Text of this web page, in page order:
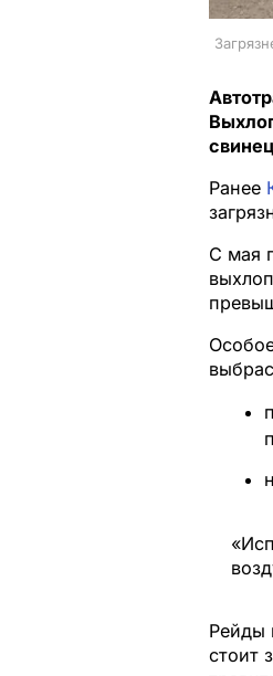
Ранее
С мая
Рейды
стоит